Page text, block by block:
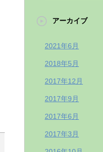
アーカイブ
2021年6月
2018年5月
2017年12月
2017年9月
2017年6月
2017年3月